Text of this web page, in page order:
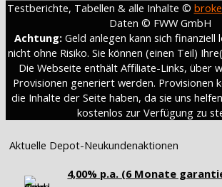
Testberichte, Tabellen & alle Inhalte ©
Daten © FWW GmbH
Achtung: Geld anlegen kann sich finanziell
nicht ohne Risiko. Sie können (einen Teil)
Die Webseite enthält Affiliate-Links, über
Provisionen generiert werden. Provisionen
die Inhalte der Seite haben, da sie uns
kostenlos zur Verfügung zu
Aktuelle Depot-Neukundenaktionen
4,00% p.a. (6 Monate